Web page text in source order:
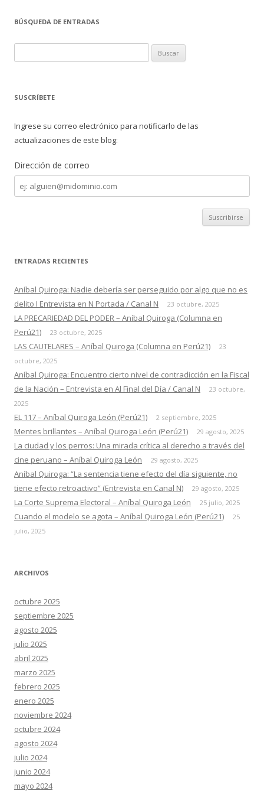
b
o
o
k
er p
ar
ti
BÚSQUEDA DE ENTRADAS
u
SUSCRÍBETE
Ingrese su correo electrónico para notificarlo de las
actualizaciones de este blog:
Dirección de correo
Dirección
de
correo
ENTRADAS RECIENTES
Aníbal Quiroga: Nadie debería ser perseguido por algo que no es
delito I Entrevista en N Portada / Canal N
23 octubre, 2025
LA PRECARIEDAD DEL PODER – Aníbal Quiroga (Columna en
Perú21)
23 octubre, 2025
LAS CAUTELARES – Aníbal Quiroga (Columna en Perú21)
23
octubre, 2025
Aníbal Quiroga: Encuentro cierto nivel de contradicción en la Fiscal
de la Nación – Entrevista en Al Final del Día / Canal N
23 octubre,
2025
EL 117 – Aníbal Quiroga León (Perú21) 2 septiembre, 2025
Mentes brillantes – Aníbal Quiroga León (Perú21) 29 agosto, 2025
La ciudad y los perros: Una mirada crítica al derecho a través del
cine peruano – Aníbal Quiroga León
29 agosto, 2025
Aníbal Quiroga: “La sentencia tiene efecto del día siguiente, no
tiene efecto retroactivo” (Entrevista en Canal N)
29 agosto, 2025
La Corte Suprema Electoral – Aníbal Quiroga León 25 julio, 2025
Cuando el modelo se agota – Aníbal Quiroga León (Perú21)
25
julio, 2025
ARCHIVOS
octubre 2025
septiembre 2025
agosto 2025
julio 2025
abril 2025
marzo 2025
febrero 2025
enero 2025
noviembre 2024
octubre 2024
agosto 2024
julio 2024
junio 2024
mayo 2024